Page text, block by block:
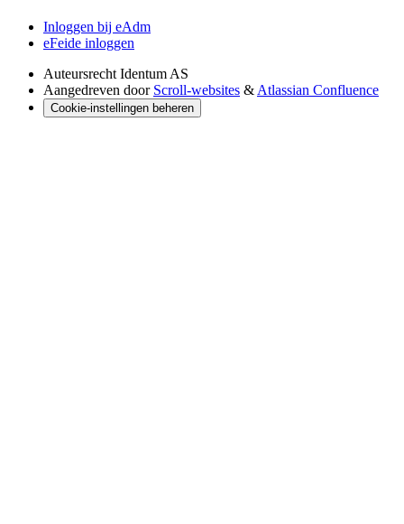
Inloggen bij eAdm
eFeide inloggen
Auteursrecht Identum AS
Aangedreven door Scroll-websites & Atlassian Confluence
Cookie-instellingen beheren